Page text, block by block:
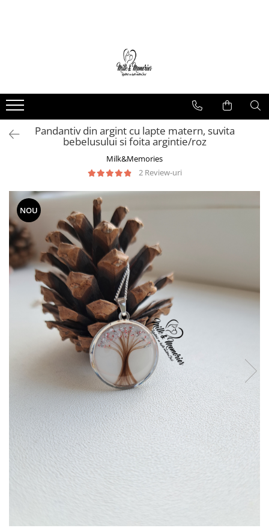
Brățări argint
Brățări șnur
Charm-uri
Inele
Inele aur
Inele argint
Pandantive
Pandantive aur
Pandantive argint
Vouchere Cadou
Seturi bijuterii
Seturi din argint
Seturi din aur
Pandantiv din argint cu lapte matern, suvita
bebelusului si foita argintie/roz
Milk&Memories
2 Review-uri
NOU